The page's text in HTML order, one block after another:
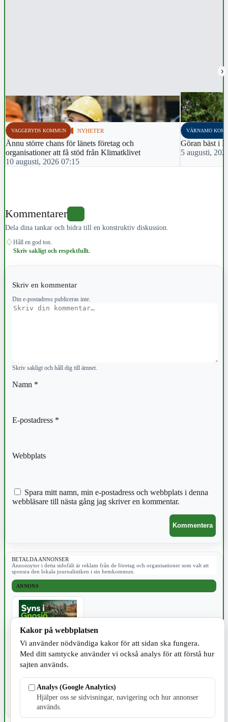
›
VAGGERYDS KOMMUN NYHETER
Ännu större chans för länets företag och
organisationer att få stöd från Klimatklivet
10 augusti, 2026 07:15
VÄRNAMO
Göran bäst i
5 augusti,
Kommentarer
Dela dina tankar och bidra till en konstruktiv diskussion.
♢ Håll en god ton.
Skriv sakligt och respektfullt.
Skriv en kommentar
Din e-postadress publiceras inte.
Kommentar
Skriv sakligt och håll dig till ämnet.
Namn *
E-postadress *
Webbplats
Spara mitt namn, min e-postadress och webbplats i denna
webbläsare till nästa gång jag skriver en kommentar.
BETALDA ANNONSER
Annonsytor i detta sidofält är reklam från de företag och organisationer som valt att
sponsra den lokala journalistiken i sin hemkommun.
ANNONS
JOBB
Kakor på webbplatsen
Vi använder nödvändiga kakor för att sidan ska fungera.
Med ditt samtycke använder vi också analys för att förstå hur
sajten används.
Analys (Google Analytics)
Hjälper oss se sidvisningar, navigering och hur annonser
används.